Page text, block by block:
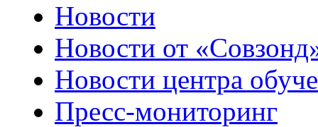
Новости
Новости от
Новости центра
Пресс-мониторинг